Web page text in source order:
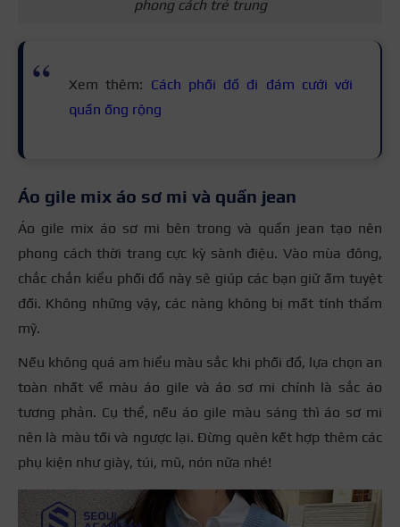
phong cách trẻ trung
Xem thêm: Cách phối đồ đi đám cưới với
quần ống rộng
Áo gile mix áo sơ mi và quần jean
Áo gile mix áo sơ mi bên trong và quần jean tạo nên
phong cách thời trang cực kỳ sành điệu. Vào mùa đông,
chắc chắn kiểu phối đồ này sẽ giúp các bạn giữ ấm tuyệt
đối. Không những vậy, các nàng không bị mất tính thẩm
mỹ.
Nếu không quá am hiểu màu sắc khi phối đồ, lựa chọn an
toàn nhất về màu áo gile và áo sơ mi chính là sắc áo
tương phản. Cụ thể, nếu áo gile màu sáng thì áo sơ mi
nên là màu tối và ngược lại. Đừng quên kết hợp thêm các
phụ kiện như giày, túi, mũ, nón nữa nhé!